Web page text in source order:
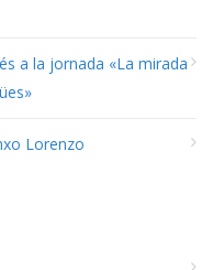
a la jornada «La mirada
Lorenzo